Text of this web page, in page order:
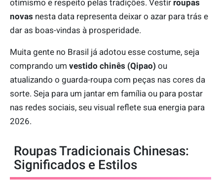
otimismo e respeito pelas tradições. Vestir roupas
novas nesta data representa deixar o azar para trás e
dar as boas-vindas à prosperidade.
Muita gente no Brasil já adotou esse costume, seja
comprando um vestido chinês (Qipao) ou
atualizando o guarda-roupa com peças nas cores da
sorte. Seja para um jantar em família ou para postar
nas redes sociais, seu visual reflete sua energia para
2026.
Roupas Tradicionais Chinesas:
Significados e Estilos